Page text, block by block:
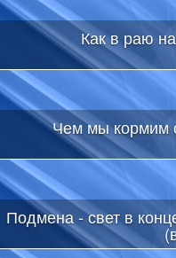
Как в раю
Чем мы кормим
Подмена - свет в